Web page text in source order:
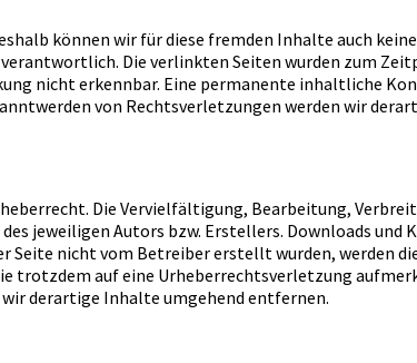
können wir für diese fremden Inhalte auch
Die verlinkten Seiten wurden zum
nicht erkennbar. Eine permanente inhaltliche
von Rechtsverletzungen werden wir
Die Vervielfältigung, Bearbeitung,
jeweiligen Autors bzw. Erstellers. Downloads und
Seite nicht vom Betreiber erstellt wurden, werden
trotzdem auf eine Urheberrechtsverletzung
derartige Inhalte umgehend entfernen.